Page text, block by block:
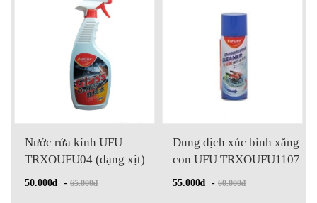
Nước rửa kính UFU
TRXOUFU04 (dạng xịt)
50.000₫ - 65.000₫
Dung dịch xúc bình xăng
con UFU TRXOUFU1107
55.000₫ - 60.000₫